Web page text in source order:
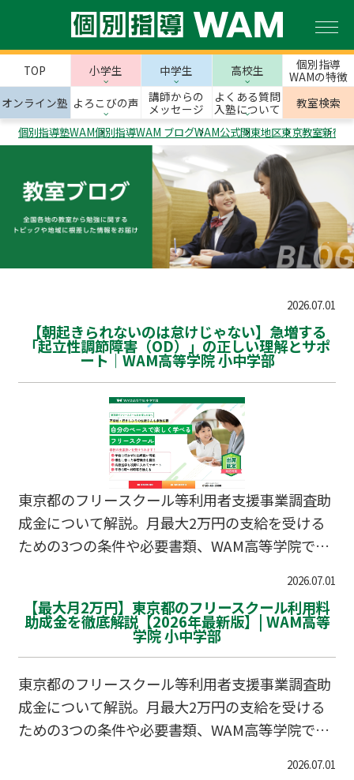
TOP 小学生 中学生 高校生
個別指導
WAMの特徴
オンライン塾 よろこびの声
講師からの
メッセージ
よくある質問
入塾について
教室検索
個別指導塾WAM個別指導WAM ブログWAM公式関東地区東京教室新宿区
2026.07.01
【朝起きられないのは怠けじゃない】急増する
「起立性調節障害（OD）」の正しい理解とサポ
ート｜WAM高等学院 小中学部
東京都のフリースクール等利用者支援事業調査助
成金について解説。月最大2万円の支給を受ける
ための3つの条件や必要書類、WAM高等学院での
2026.07.01
【最大月2万円】東京都のフリースクール利用料
助成金を徹底解説【2026年最新版】| WAM高等
学院 小中学部
東京都のフリースクール等利用者支援事業調査助
成金について解説。月最大2万円の支給を受ける
ための3つの条件や必要書類、WAM高等学院での
2026.07.01